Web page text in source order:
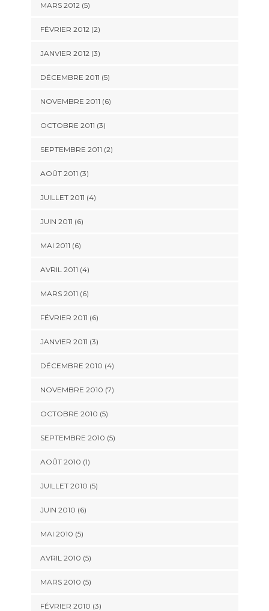
MARS 2012(5)
FÉVRIER 2012(2)
JANVIER 2012(3)
DÉCEMBRE 2011 (5)
NOVEMBRE 2011 (6)
OCTOBRE 2011 (3)
SEPTEMBRE 2011 (2)
AOÛT 2011 (3)
JUILLET 2011 (4)
JUIN 2011 (6)
MAI 2011 (6)
AVRIL 2011 (4)
MARS 2011 (6)
FÉVRIER 2011 (6)
JANVIER 2011 (3)
DÉCEMBRE 2010 (4)
NOVEMBRE 2010 (7)
OCTOBRE 2010 (5)
SEPTEMBRE 2010 (5)
AOÛT 2010 (1)
JUILLET 2010 (5)
JUIN 2010 (6)
MAI 2010 (5)
AVRIL 2010 (5)
MARS 2010 (5)
FÉVRIER 2010 (3)